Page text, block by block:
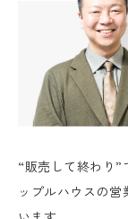
“販売して終わり
ップルハウスの